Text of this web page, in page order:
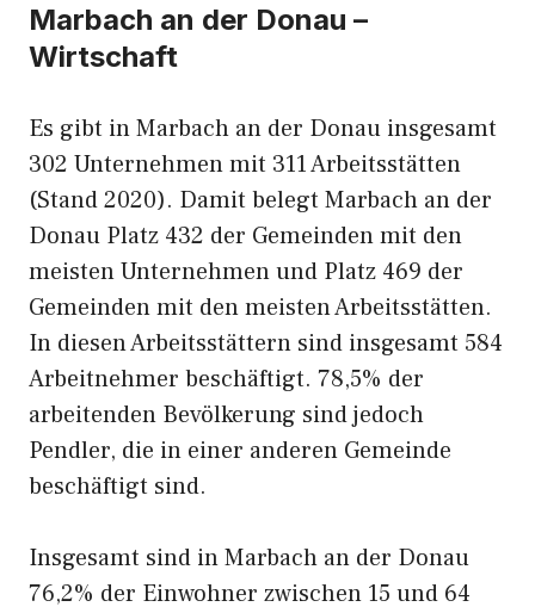
Marbach an der Donau –
Wirtschaft
Es gibt in Marbach an der Donau insgesamt
302 Unternehmen mit 311 Arbeitsstätten
(Stand 2020). Damit belegt Marbach an der
Donau Platz 432 der Gemeinden mit den
meisten Unternehmen und Platz 469 der
Gemeinden mit den meisten Arbeitsstätten.
In diesen Arbeitsstättern sind insgesamt 584
Arbeitnehmer beschäftigt. 78,5% der
arbeitenden Bevölkerung sind jedoch
Pendler, die in einer anderen Gemeinde
beschäftigt sind.
Insgesamt sind in Marbach an der Donau
76,2% der Einwohner zwischen 15 und 64